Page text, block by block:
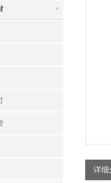
详细